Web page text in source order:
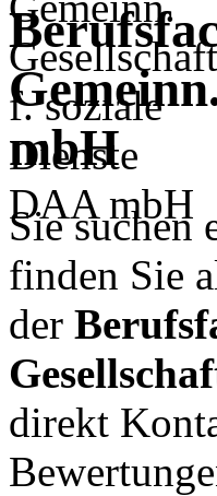
mbH
Sie suchen
finden Sie
der
direkt